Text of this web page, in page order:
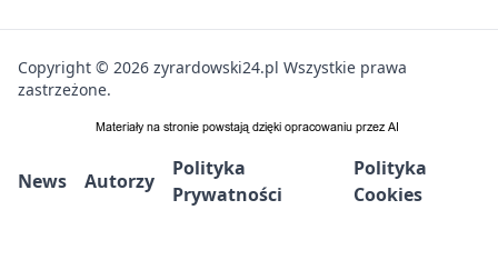
Copyright © 2026 zyrardowski24.pl Wszystkie prawa
zastrzeżone.
News Autorzy
Polityka
Prywatności
Polityka
Cookies